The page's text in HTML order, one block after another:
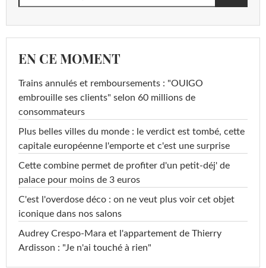
EN CE MOMENT
Trains annulés et remboursements : "OUIGO
embrouille ses clients" selon 60 millions de
consommateurs
Plus belles villes du monde : le verdict est tombé, cette
capitale européenne l'emporte et c'est une surprise
Cette combine permet de profiter d'un petit-déj' de
palace pour moins de 3 euros
C'est l'overdose déco : on ne veut plus voir cet objet
iconique dans nos salons
Audrey Crespo-Mara et l'appartement de Thierry
Ardisson : "Je n'ai touché à rien"